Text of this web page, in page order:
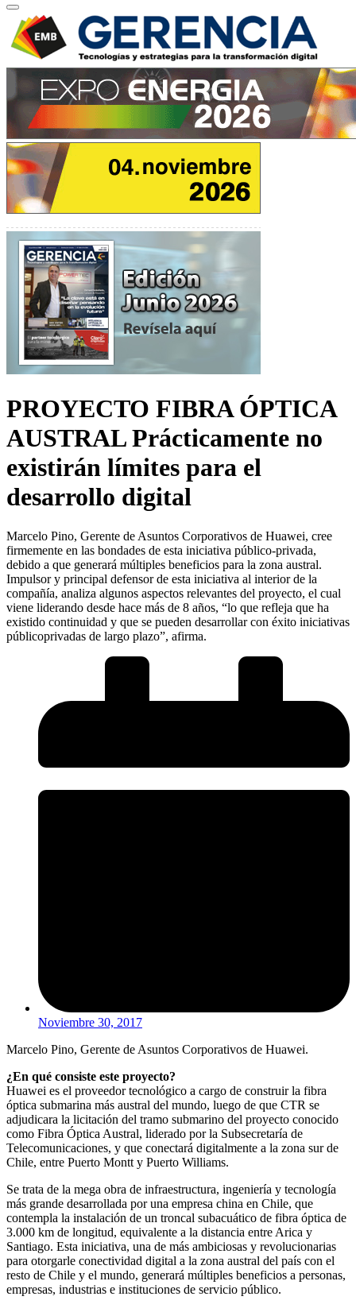
PROYECTO FIBRA ÓPTICA
AUSTRAL Prácticamente no
existirán límites para el
desarrollo digital
Marcelo Pino, Gerente de Asuntos Corporativos de Huawei, cree
firmemente en las bondades de esta iniciativa público-privada,
debido a que generará múltiples beneficios para la zona austral.
Impulsor y principal defensor de esta iniciativa al interior de la
compañía, analiza algunos aspectos relevantes del proyecto, el cual
viene liderando desde hace más de 8 años, “lo que refleja que ha
existido continuidad y que se pueden desarrollar con éxito iniciativas
públicoprivadas de largo plazo”, afirma.
Noviembre 30, 2017
Marcelo Pino, Gerente de Asuntos Corporativos de Huawei.
¿En qué consiste este proyecto?
Huawei es el proveedor tecnológico a cargo de construir la fibra
óptica submarina más austral del mundo, luego de que CTR se
adjudicara la licitación del tramo submarino del proyecto conocido
como Fibra Óptica Austral, liderado por la Subsecretaría de
Telecomunicaciones, y que conectará digitalmente a la zona sur de
Chile, entre Puerto Montt y Puerto Williams.
Se trata de la mega obra de infraestructura, ingeniería y tecnología
más grande desarrollada por una empresa china en Chile, que
contempla la instalación de un troncal subacuático de fibra óptica de
3.000 km de longitud, equivalente a la distancia entre Arica y
Santiago. Esta iniciativa, una de más ambiciosas y revolucionarias
para otorgarle conectividad digital a la zona austral del país con el
resto de Chile y el mundo, generará múltiples beneficios a personas,
empresas, industrias e instituciones de servicio público.